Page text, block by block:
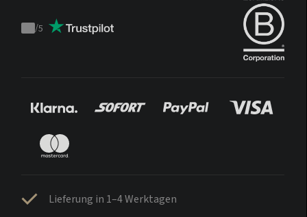
Trustpilot
/5
Lieferung in 1–4 Werktagen